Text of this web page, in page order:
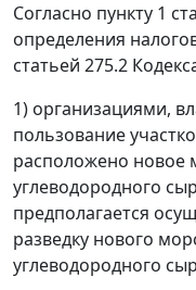
Согласно пункту 1
определения
статьей 275.2
1) организациями,
пользование
расположено новое
углеводородного
предполагается
разведку нового
углеводородного